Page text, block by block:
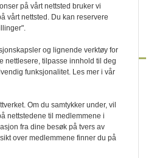
på vårt nettsted bruker vi
vårt nettsted. Du kan reservere
og lignende verktøy for
nettlesere, tilpasse innhold til deg
funksjonalitet. Les mer i vår
Om du samtykker under, vil
nettstedene til medlemmene i
fra dine besøk på tvers av
over medlemmene finner du på